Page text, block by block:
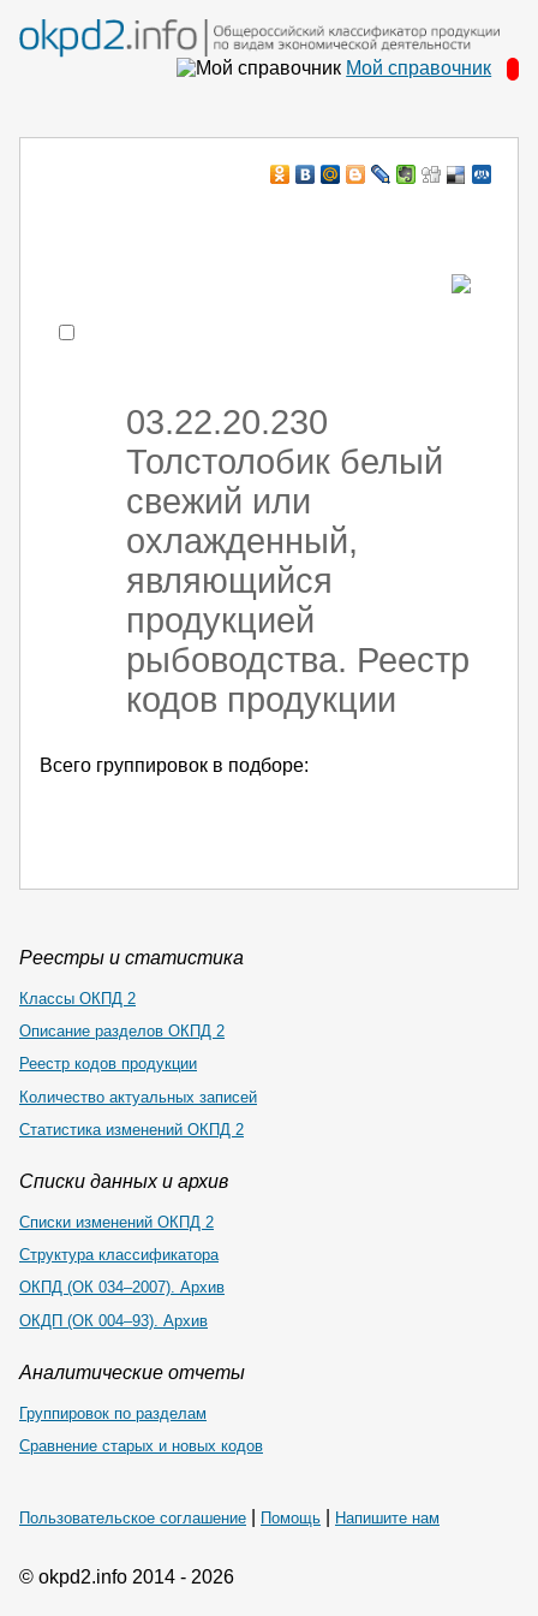
Мой справочник
03.22.20.230
Толстолобик белый
свежий или
охлажденный,
являющийся
продукцией
рыбоводства. Реестр
кодов продукции
Всего группировок в подборе:
Реестры и статистика
Классы ОКПД 2
Описание разделов ОКПД 2
Реестр кодов продукции
Количество актуальных записей
Статистика изменений ОКПД 2
Списки данных и архив
Списки изменений ОКПД 2
Структура классификатора
ОКПД (ОК 034–2007). Архив
ОКДП (ОК 004–93). Архив
Аналитические отчеты
Группировок по разделам
Сравнение старых и новых кодов
Пользовательское соглашение Помощь Напишите нам
© okpd2.info 2014 - 2026